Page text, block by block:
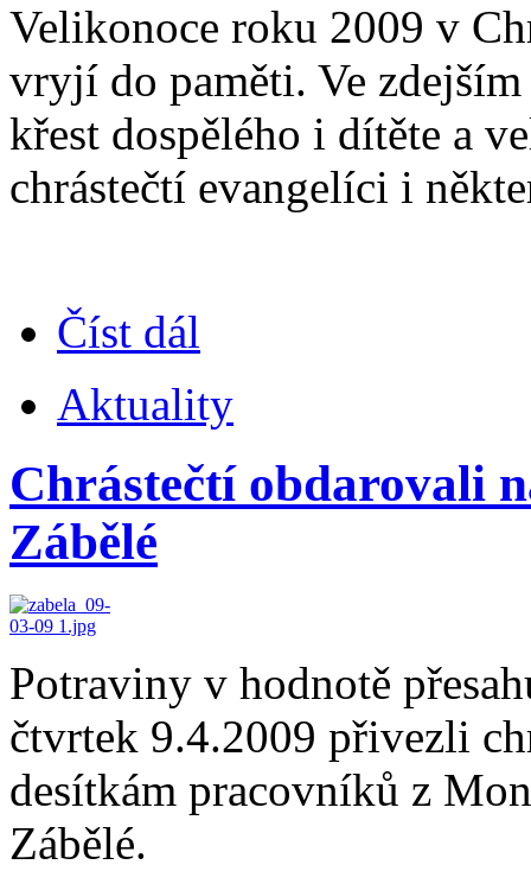
Velikonoce roku 2009 v
vryjí do paměti. Ve
křest dospělého i dítěte a
chrástečtí evangelíci i
Číst dál
Aktuality
Chrástečtí obdarovali
Zábělé
Potraviny v hodnotě
čtvrtek 9.4.2009 přivezli
desítkám pracovníků z
Zábělé.